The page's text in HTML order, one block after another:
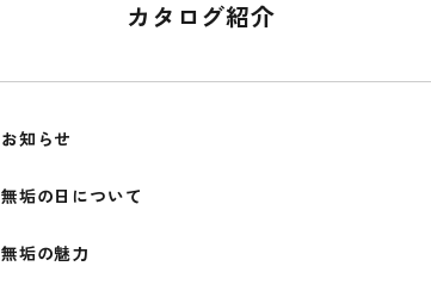
カタログ紹介
お知らせ
無垢の日について
無垢の魅力